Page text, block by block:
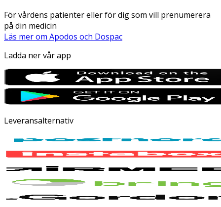
För vårdens patienter eller för dig som vill prenumerera
på din medicin
Läs mer om Apodos och Dospac
Ladda ner vår app
Leveransalternativ